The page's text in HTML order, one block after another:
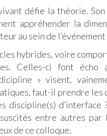
défie la théorie.
appréhender la
au sein de
hybrides, voire
Celles-ci font écho
» visent,
faut-il prendre
discipline(s)
entre autres
de ce colloque.